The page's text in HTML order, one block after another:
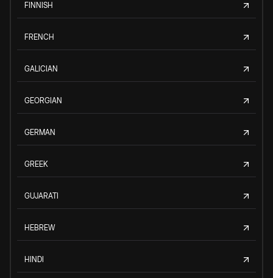
FINNISH
FRENCH
GALICIAN
GEORGIAN
GERMAN
GREEK
GUJARATI
HEBREW
HINDI